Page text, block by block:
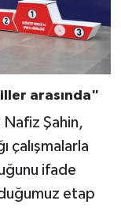
arasında"
Şahin,
çalışmalarla
ifade
etap